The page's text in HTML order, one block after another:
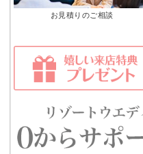
お見積りのご相談